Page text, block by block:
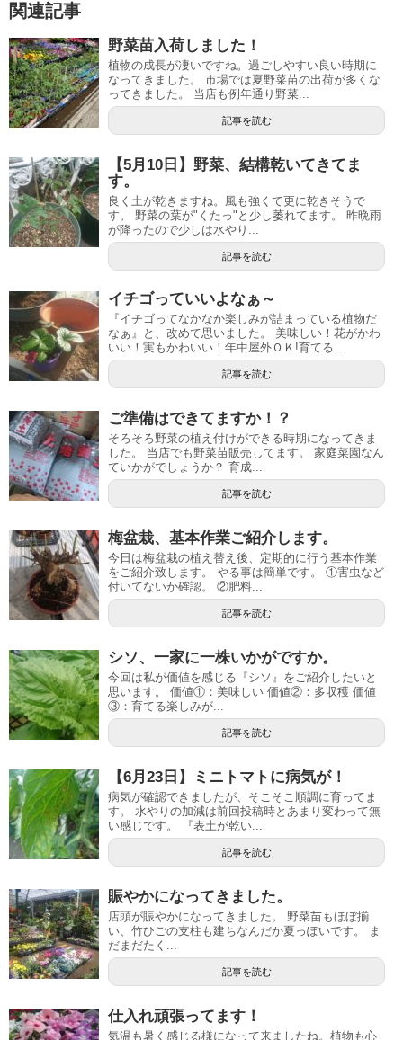
関連記事
野菜苗入荷しました！
植物の成長が凄いですね。過ごしやすい良い時期に
なってきました。 市場では夏野菜苗の出荷が多くな
ってきました。 当店も例年通り野菜...
記事を読む
【5月10日】野菜、結構乾いてきてま
す。
良く土が乾きますね。風も強くて更に乾きそうで
す。 野菜の葉が"くたっ"と少し萎れてます。 昨晩雨
が降ったので少しは水やり...
記事を読む
イチゴっていいよなぁ～
『イチゴってなかなか楽しみが詰まっている植物だ
なぁ』と、改めて思いました。 美味しい！花がかわ
いい！実もかわいい！年中屋外ＯＫ!育てる...
記事を読む
ご準備はできてますか！？
そろそろ野菜の植え付けができる時期になってきま
した。 当店でも野菜苗販売してます。 家庭菜園なん
ていかがでしょうか？ 育成...
記事を読む
梅盆栽、基本作業ご紹介します。
今日は梅盆栽の植え替え後、定期的に行う基本作業
をご紹介致します。 やる事は簡単です。 ①害虫など
付いてないか確認。 ②肥料...
記事を読む
シソ、一家に一株いかがですか。
今回は私が価値を感じる『シソ』をご紹介したいと
思います。 価値①：美味しい 価値②：多収穫 価値
③：育てる楽しみが...
記事を読む
【6月23日】ミニトマトに病気が！
病気が確認できましたが、そこそこ順調に育ってま
す。 水やりの加減は前回投稿時とあまり変わって無
い感じです。 『表土が乾い...
記事を読む
賑やかになってきました。
店頭が賑やかになってきました。 野菜苗もほぼ揃
い、竹ひごの支柱も建ちなんだか夏っぽいです。 ま
だまだたく...
記事を読む
仕入れ頑張ってます！
気温も暑く感じる様になって来ましたね。植物も心